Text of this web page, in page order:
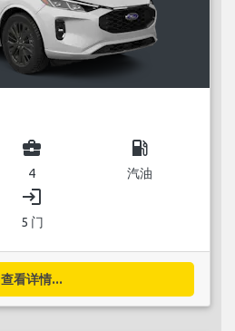
business_center
4
local_gas_station
汽油
login
5 门
查看详情...